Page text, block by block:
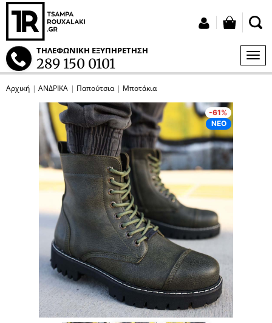
ΤΗΛΕΦΩΝΙΚΗ ΕΞΥΠΗΡΕΤΗΣΗ
289 150 0101
Σύνδεση
Αρχική ΑΝΔΡΙΚΑ Παπούτσια Μποτάκια
pp pppp
-61%
ΝΕΟ